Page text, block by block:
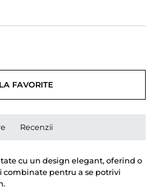
LA FAVORITE
Recenzii
cu un design elegant, oferind o
combinate pentru a se potrivi